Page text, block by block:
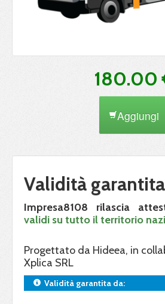
180.00
Aggiungi
Validità garantita
Impresa8108 rilascia
validi su tutto il territorio
Progettato da Hideea, in
Xplica SRL
Validità garantita da: